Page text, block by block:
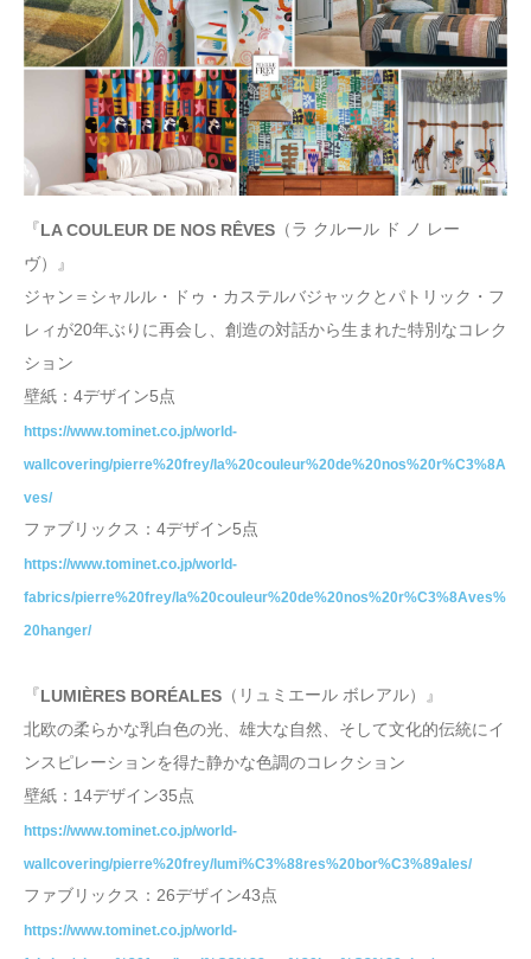
『LA COULEUR DE NOS RÊVES （ラ クルール ド ノ レー
ヴ）』
ジャン＝シャルル・ドゥ・カステルバジャックとパトリック・フ
レィが20年ぶりに再会し、創造の対話から生まれた特別なコレク
ション
壁紙：4デザイン5点
https://www.tominet.co.jp/world-
wallcovering/pierre%20frey/la%20couleur%20de%20nos%20r%C3%8A
ves/
ファブリックス：4デザイン5点
https://www.tominet.co.jp/world-
fabrics/pierre%20frey/la%20couleur%20de%20nos%20r%C3%8Aves%
20hanger/
『LUMIÈRES BORÉALES （リュミエール ボレアル）』
北欧の柔らかな乳白色の光、雄大な自然、そして文化的伝統にイ
ンスピレーションを得た静かな色調のコレクション
壁紙：14デザイン35点
https://www.tominet.co.jp/world-
wallcovering/pierre%20frey/lumi%C3%88res%20bor%C3%89ales/
ファブリックス：26デザイン43点
https://www.tominet.co.jp/world-